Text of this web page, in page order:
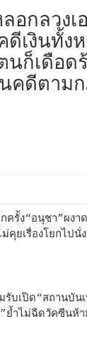
กลวงเ
ดีเงินทั้ง
นก็เดือด
คดีตาม
ครั้ง“อนุชา”ผงา
คุยเรื่องโยกไปนั่
รับเปิด“สถานบัน
ย้ำไม่ฉีดวัคซีนห้า